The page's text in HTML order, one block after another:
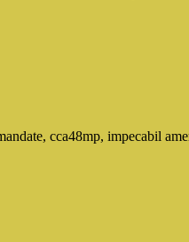
cca48mp, impecabil